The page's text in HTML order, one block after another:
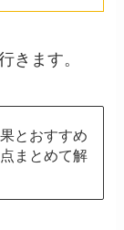
きます。
とおすすめ
まとめて解